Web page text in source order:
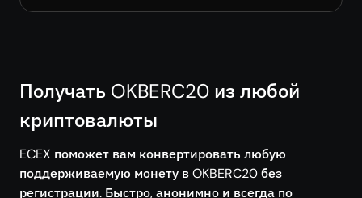
Получать OKBERC20 из любой
криптовалюты
ECEX поможет вам конвертировать любую
поддерживаемую монету в OKBERC20 без
регистрации. Быстро, анонимно и всегда по